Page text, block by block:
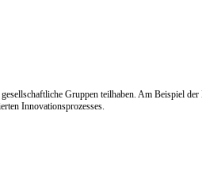
Gruppen teilhaben. Am Beispiel
Innovationsprozesses.